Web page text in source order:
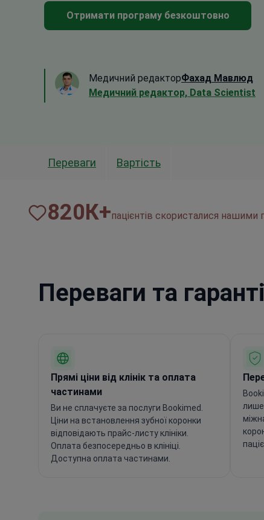
Отримати програму безкоштовно
Медичний редакторФахад Мавлюд
Медичний редактор, Data Scientist
Переваги Вартість
820К+пацієнтів скористалися нашими
Переваги та
Прямі ціни від клінік та оплата
частинами
Ви не сплачуєте за послуги Bookimed.
Ціни на встановлення зубної коронки
відповідають прайс-листу клініки.
Оплата безпосередньо в клініці.
Доступна оплата частинами.